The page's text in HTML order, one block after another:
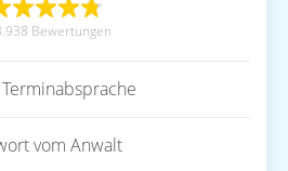
Bewertungen
vom Anwalt